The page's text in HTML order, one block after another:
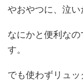
やおやつに、泣
なにかと便利な
す。
でも使わずリュ